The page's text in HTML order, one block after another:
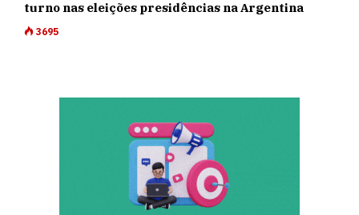
turno nas eleições presidências na Argentina
3695